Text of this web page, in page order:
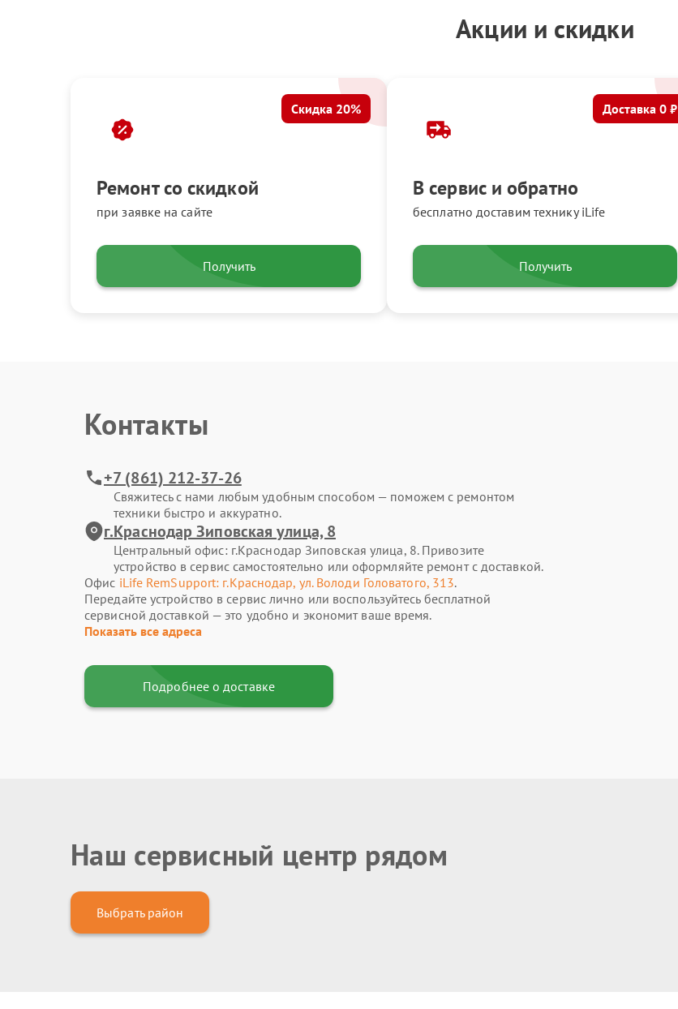
Акции и скидки
Ремонт со скидкой
при заявке на сайте
Скидка 20%
Получить
В сервис и обратно
бесплатно доставим технику iLife
Доставка 0 ₽
Получить
Контакты
+7 (861) 212-37-26
Свяжитесь с нами любым удобным способом — поможем с ремонтом
техники быстро и аккуратно.
г.Краснодар Зиповская улица, 8
Центральный офис: г.Краснодар Зиповская улица, 8. Привозите
устройство в сервис самостоятельно или оформляйте ремонт с доставкой.
Офис iLife RemSupport: г.Краснодар, ул. Володи Головатого, 313.
Передайте устройство в сервис лично или воспользуйтесь бесплатной
сервисной доставкой — это удобно и экономит ваше время.
Показать все адреса
Подробнее о доставке
Наш сервисный центр рядом
Выбрать район